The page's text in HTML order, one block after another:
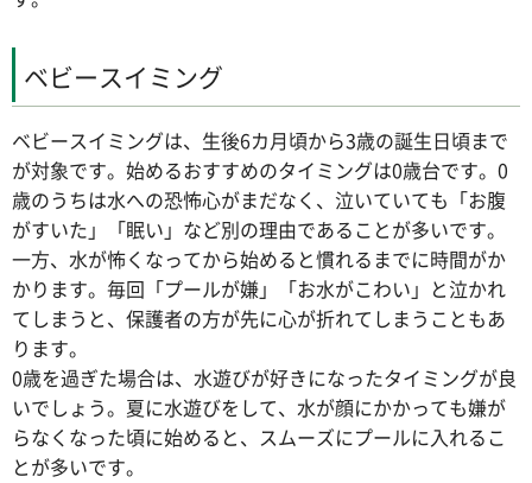
ベビースイミング
ベビースイミングは、生後6カ月頃から3歳の誕生日頃まで
が対象です。始めるおすすめのタイミングは0歳台です。0
歳のうちは水への恐怖心がまだなく、泣いていても「お腹
がすいた」「眠い」など別の理由であることが多いです。
一方、水が怖くなってから始めると慣れるまでに時間がか
かります。毎回「プールが嫌」「お水がこわい」と泣かれ
てしまうと、保護者の方が先に心が折れてしまうこともあ
ります。
0歳を過ぎた場合は、水遊びが好きになったタイミングが良
いでしょう。夏に水遊びをして、水が顔にかかっても嫌が
らなくなった頃に始めると、スムーズにプールに入れるこ
とが多いです。